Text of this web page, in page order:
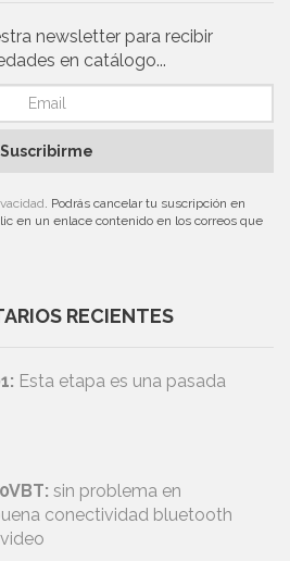
newsletter para recibir
en catálogo...
Suscribirme
. Podrás cancelar tu suscripción en
en un enlace contenido en los correos que
RECIENTES
Esta etapa es una pasada
sin problema en
conectividad bluetooth